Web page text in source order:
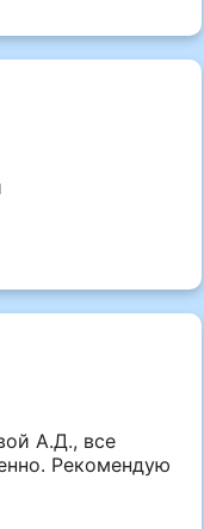
А.Д., все
Рекомендую